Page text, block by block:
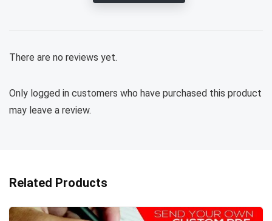
There are no reviews yet.
Only logged in customers who have purchased this product
may leave a review.
Related Products